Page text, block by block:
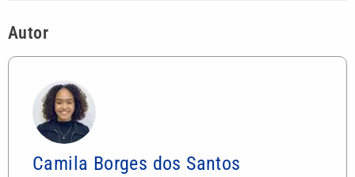
Autor
Camila Borges dos Santos